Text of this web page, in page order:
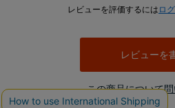
この商品について
レビューを評価するには ロ
レビューを